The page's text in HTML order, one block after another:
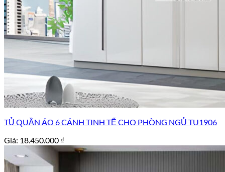
TỦ QUẦN ÁO 6 CÁNH TINH TẾ CHO PHÒNG NGỦ TU1906
Giá: 18.450.000 ₫